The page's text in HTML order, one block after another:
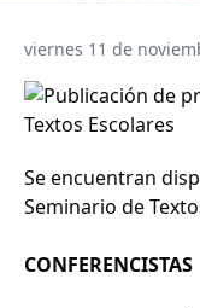
viernes 11 de
Se encuentran
Seminario de
CONFERENCISTAS